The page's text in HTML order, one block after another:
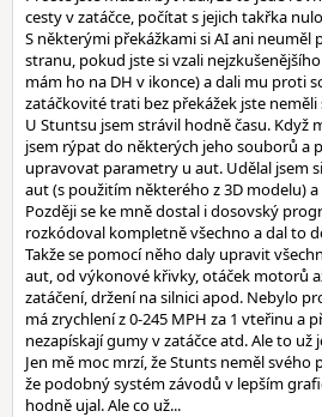
cesty v zatáčce, počítat s jejich takřka
S některými překážkami si AI ani neuměl
stranu, pokud jste si vzali
mám ho na DH v ikonce) a dali mu proti
zatáčkovité trati bez překážek jste neměli
U Stuntsu jsem strávil hodně času. Když
jsem rýpat do některých jeho souborů a
upravovat parametry u aut. Udělal jsem
aut (s použitím některého z 3D modelu)
Později se ke mně dostal i dosovský
rozkódoval kompletně všechno a dal to
Takže se pomocí něho daly upravit
aut, od výkonové křivky, otáček motorů
zatáčení, držení na silnici apod. Nebylo
má zrychlení z 0-245 MPH za 1 vteřinu a
nezapískají gumy v zatáčce atd. Ale to už
Jen mě moc mrzí, že Stunts neměl
že podobný systém závodů v lepším
hodně ujal. Ale co už...